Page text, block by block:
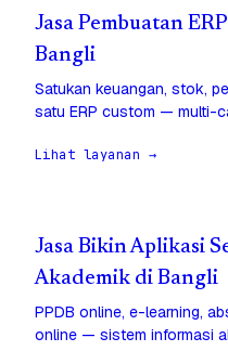
Jasa Pembuatan
Bangli
Satukan keuangan, stok,
satu ERP custom — multi-
Lihat layanan →
Jasa Bikin Aplikasi
Akademik di Bangli
PPDB online, e-learning,
online — sistem informasi